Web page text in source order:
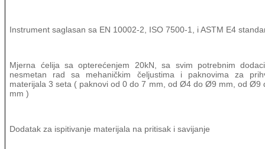
Instrument saglasan sa EN 10002-2, ISO 7500-1, i ASTM E4
Mjerna ćelija sa opterećenjem 20kN, sa svim potrebnim
nesmetan rad sa mehaničkim čeljustima i paknovima za
materijala 3 seta ( paknovi od 0 do 7 mm, od Ø4 do Ø9 mm, od Ø9
mm )
Dodatak za ispitivanje materijala na pritisak i savijanje